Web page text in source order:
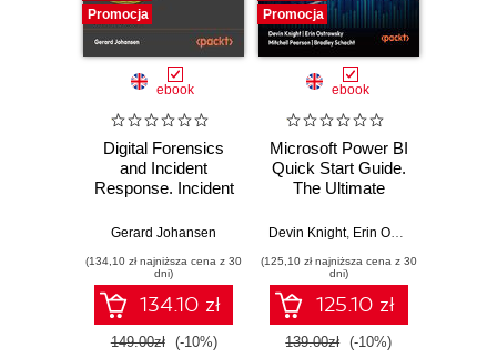
Promocja
ebook
Digital Forensics
and Incident
Response. Incident
and techniques for
threat response -
Fourth Edition
Gerard Johansen
(134,10 zł najniższa cena z 30
dni)
134.10 zł
149.00zł (-10%)
Promocja
ebook
Microsoft Power BI
Quick Start Guide.
The Ultimate
to Power BI, Data
Tools, and
Microsoft Fabric -
Fourth Edition
Devin Knight, Erin Ostrowsky
(125,10 zł najniższa cena z 30
dni)
125.10 zł
139.00zł (-10%)